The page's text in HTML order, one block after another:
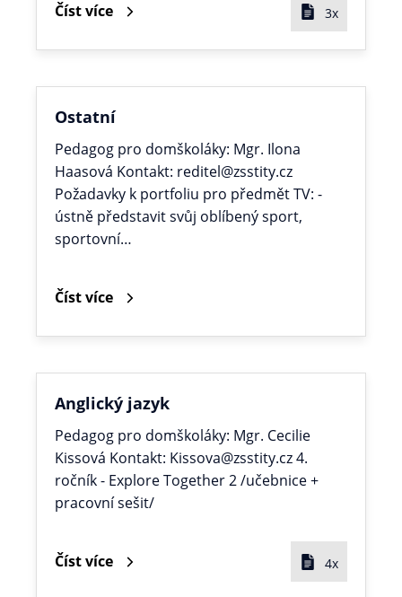
Číst více 3x
Ostatní
Pedagog pro domškoláky: Mgr. Ilona
Haasová Kontakt: reditel@zsstity.cz
Požadavky k portfoliu pro předmět TV: -
ústně představit svůj oblíbený sport,
sportovní…
Číst více
Anglický jazyk
Pedagog pro domškoláky: Mgr. Cecilie
Kissová Kontakt: Kissova@zsstity.cz 4.
ročník - Explore Together 2 /učebnice +
pracovní sešit/
Číst více 4x